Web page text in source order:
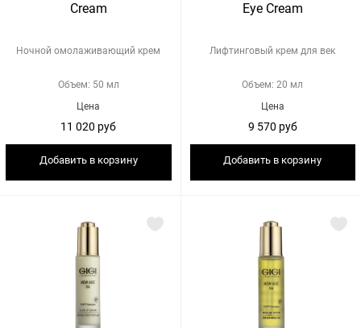
Cream
Ночной омолаживающий крем
Объем: 50 мл
Цена
11 020 руб
Добавить в корзину
Eye Cream
Лифтинговый крем для век
Объем: 20 мл
Цена
9 570 руб
Добавить в корзину